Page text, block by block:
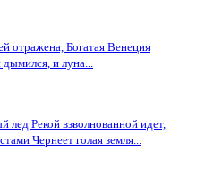
отражена, Богатая Венеция
и луна...
лед Рекой взволнованной идет,
Чернеет голая земля...